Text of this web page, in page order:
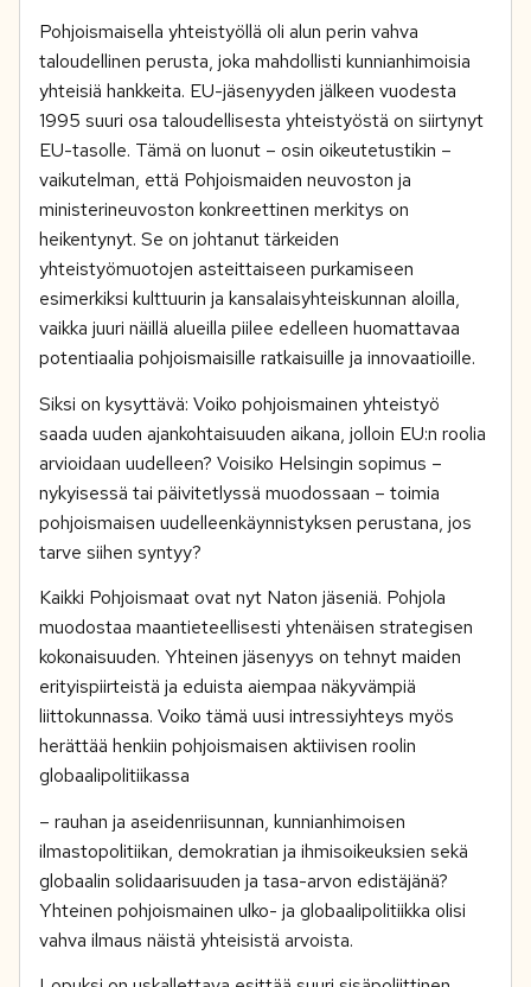
Pohjoismaisella yhteistyöllä oli alun perin vahva
taloudellinen perusta, joka mahdollisti kunnianhimoisia
yhteisiä hankkeita. EU-jäsenyyden jälkeen vuodesta
1995 suuri osa taloudellisesta yhteistyöstä on siirtynyt
EU-tasolle. Tämä on luonut – osin oikeutetustikin –
vaikutelman, että Pohjoismaiden neuvoston ja
ministerineuvoston konkreettinen merkitys on
heikentynyt. Se on johtanut tärkeiden
yhteistyömuotojen asteittaiseen purkamiseen
esimerkiksi kulttuurin ja kansalaisyhteiskunnan aloilla,
vaikka juuri näillä alueilla piilee edelleen huomattavaa
potentiaalia pohjoismaisille ratkaisuille ja innovaatioille.
Siksi on kysyttävä: Voiko pohjoismainen yhteistyö
saada uuden ajankohtaisuuden aikana, jolloin EU:n roolia
arvioidaan uudelleen? Voisiko Helsingin sopimus –
nykyisessä tai päivitetlyssä muodossaan – toimia
pohjoismaisen uudelleenkäynnistyksen perustana, jos
tarve siihen syntyy?
Kaikki Pohjoismaat ovat nyt Naton jäseniä. Pohjola
muodostaa maantieteellisesti yhtenäisen strategisen
kokonaisuuden. Yhteinen jäsenyys on tehnyt maiden
erityispiirteistä ja eduista aiempaa näkyvämpiä
liittokunnassa. Voiko tämä uusi intressiyhteys myös
herättää henkiin pohjoismaisen aktiivisen roolin
globaalipolitiikassa
– rauhan ja aseidenriisunnan, kunnianhimoisen
ilmastopolitiikan, demokratian ja ihmisoikeuksien sekä
globaalin solidaarisuuden ja tasa-arvon edistäjänä?
Yhteinen pohjoismainen ulko- ja globaalipolitiikka olisi
vahva ilmaus näistä yhteisistä arvoista.